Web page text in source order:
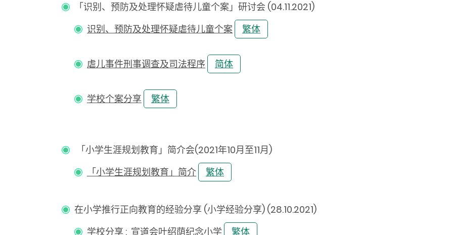
「识别、预防及处理怀疑虐待儿童个案」研讨会 (04.11.2021)
识别、预防及处理怀疑虐待儿童个案
繁体
虐儿事件刑事调查及司法程序 简体
学校个案分享 繁体
「小学生涯规划教育」简介会(2021年10月至11月)
「小学生涯规划教育」简介
繁体
在小学推行正向教育的经验分享 (小学经验分享) (28.10.2021)
学校分享 : 宣道会叶绍荫纪念小学
繁体